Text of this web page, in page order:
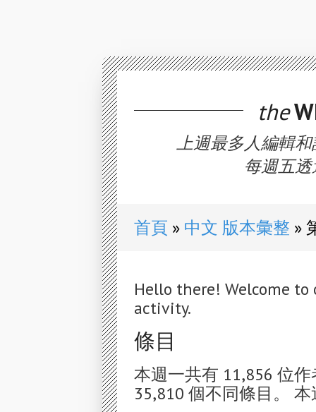
the
上週最多人編輯
每週五
首頁 中文 版本彙整
Hello there! Welcome
activity.
條目
本週一共有 11,856 位
35,810 個不同條目。